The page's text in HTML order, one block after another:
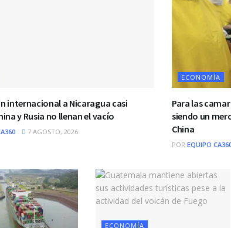
internacional a Nicaragua casi
y Rusia no llenan el vacío
7 AGOSTO, 2026
ECONOMÍA
Para las
siendo un
China
POR EQUIPO
ECONOMÍA